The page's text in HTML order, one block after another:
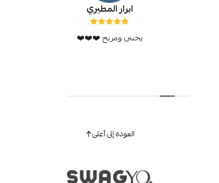
ابرار المطيري
يجننن ومريح ❤️❤️❤️
العودة إلى أعلى